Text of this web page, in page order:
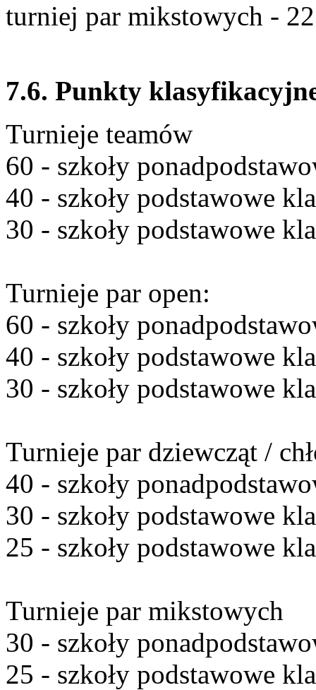
turniej par mikstowych - 22
7.6. Punkty
Turnieje teamów
60 - szkoły
40 - szkoły podstawowe
30 - szkoły podstawowe
Turnieje par open:
60 - szkoły
40 - szkoły podstawowe
30 - szkoły podstawowe
Turnieje par dziewcząt /
40 - szkoły
30 - szkoły podstawowe
25 - szkoły podstawowe
Turnieje par mikstowych
30 - szkoły
25 - szkoły podstawowe